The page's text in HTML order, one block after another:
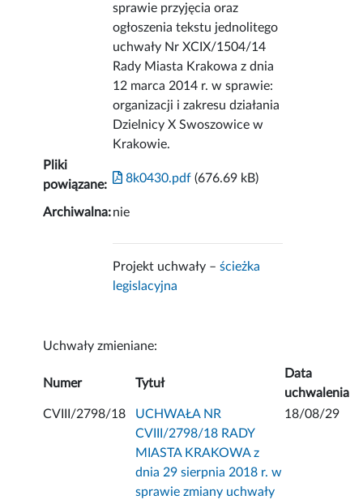
sprawie przyjęcia oraz
ogłoszenia tekstu jednolitego
uchwały Nr XCIX/1504/14
Rady Miasta Krakowa z dnia
12 marca 2014 r. w sprawie:
organizacji i zakresu działania
Dzielnicy X Swoszowice w
Krakowie.
Pliki
powiązane:
8k0430.pdf (676.69 kB)
Archiwalna:nie
Projekt uchwały –ścieżka
legislacyjna
Uchwały zmieniane:
Numer Tytuł
Data
uchwalenia
CVIII/2798/18
UCHWAŁA NR
CVIII/2798/18 RADY
MIASTA KRAKOWA z
dnia 29 sierpnia 2018 r. w
sprawie zmiany uchwały
18/08/29